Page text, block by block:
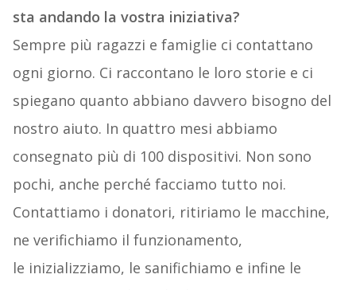
sta andando la vostra iniziativa?
Sempre più ragazzi e famiglie ci contattano
ogni giorno. Ci raccontano le loro storie e ci
spiegano quanto abbiano davvero bisogno del
nostro aiuto. In quattro mesi abbiamo
consegnato più di 100 dispositivi. Non sono
pochi, anche perché facciamo tutto noi.
Contattiamo i donatori, ritiriamo le macchine,
ne verifichiamo il funzionamento,
le inizializziamo, le sanifichiamo e infine le